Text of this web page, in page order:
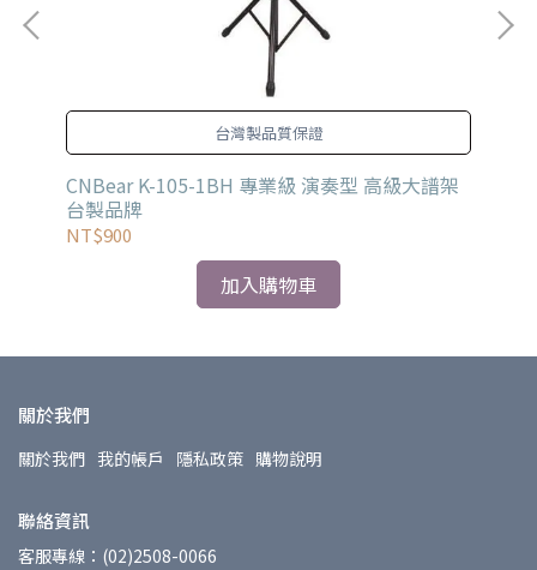
台灣製品質保證
CNBear K-105-1BH 專業級 演奏型 高級大譜架
台製品牌
NT$900
加入購物車
關於我們
關於我們 我的帳戶 隱私政策 購物說明
聯絡資訊
客服專線：(02)2508-0066